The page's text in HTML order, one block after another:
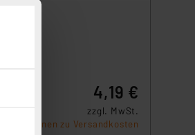
4,19 €
zzgl. MwSt.
Informationen zu Versandkosten